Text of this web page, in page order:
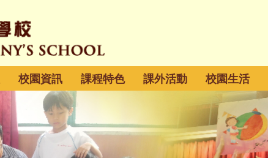
校園資訊 課程特色 課外活動 校園生活